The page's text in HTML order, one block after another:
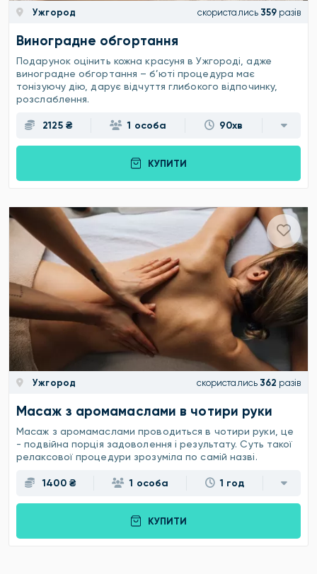
Ужгород скористались 359 разів
Виноградне обгортання
Подарунок оцінить кожна красуня в Ужгороді, адже
виноградне обгортання – б’юті процедура має
тонізуючу дію, дарує відчуття глибокого відпочинку,
розслаблення.
2125 ₴ 1 особа 90хв
КУПИТИ
Ужгород скористались 362 разів
Масаж з аромамаслами в чотири руки
Масаж з аромамаслами проводиться в чотири руки, це
- подвійна порція задоволення і результату. Суть такої
релаксової процедури зрозуміла по самій назві.
1400 ₴ 1 особа 1 год
КУПИТИ